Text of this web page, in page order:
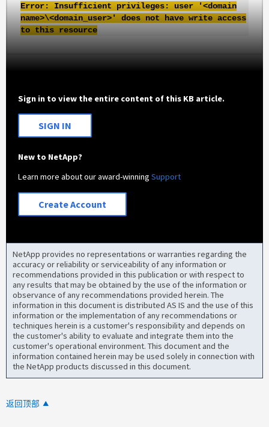
Error: Insufficient privileges: user '<domain
name>\<domain_user>' does not have write access
to this resource
Sign in to view the entire content of this KB article.
SIGN IN
New to NetApp?
Learn more about our award-winningSupport
Create Account
NetApp provides no representations or warranties regarding the
accuracy or reliability or serviceability of any information or
recommendations provided in this publication or with respect to
any results that may be obtained by the use of the information or
observance of any recommendations provided herein. The
information in this document is distributed AS IS and the use of this
information or the implementation of any recommendations or
techniques herein is a customer's responsibility and depends on
the customer's ability to evaluate and integrate them into the
customer's operational environment. This document and the
information contained herein may be used solely in connection with
the NetApp products discussed in this document.
返回顶部